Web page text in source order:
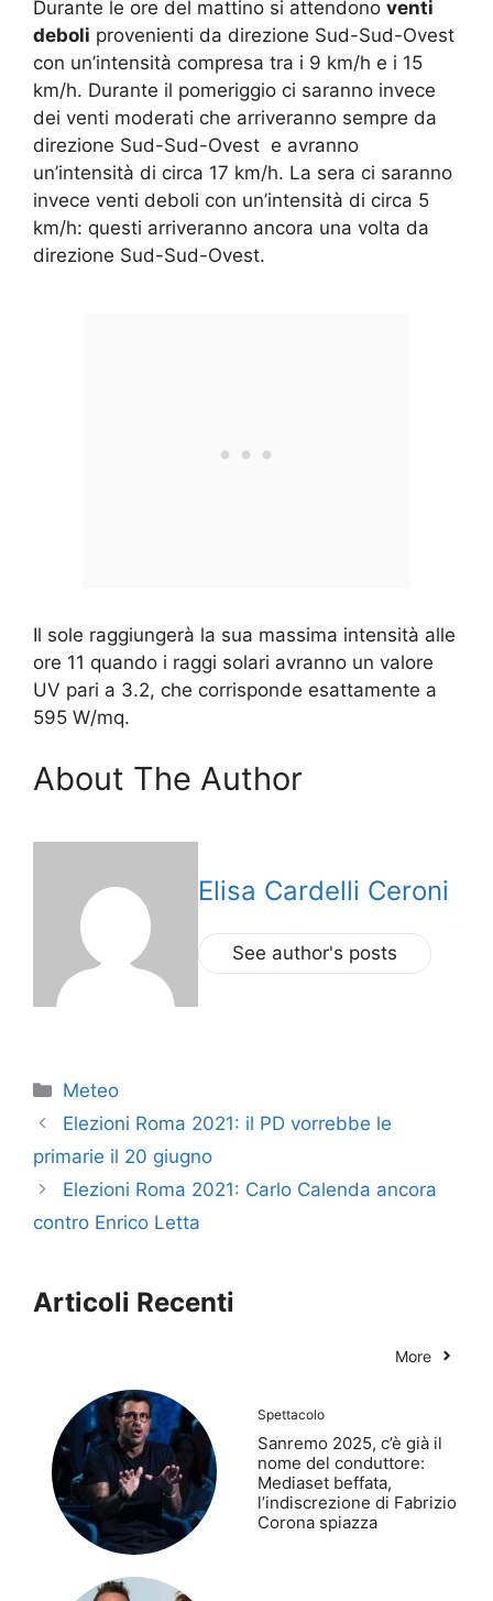
Durante le ore del mattino si attendono venti
deboli provenienti da direzione Sud-Sud-Ovest
con un’intensità compresa tra i 9 km/h e i 15
km/h. Durante il pomeriggio ci saranno invece
dei venti moderati che arriveranno sempre da
direzione Sud-Sud-Ovest e avranno
un’intensità di circa 17 km/h. La sera ci saranno
invece venti deboli con un’intensità di circa 5
km/h: questi arriveranno ancora una volta da
direzione Sud-Sud-Ovest.
Il sole raggiungerà la sua massima intensità alle
ore 11 quando i raggi solari avranno un valore
UV pari a 3.2, che corrisponde esattamente a
595 W/mq.
About The Author
Elisa Cardelli Ceroni
See author's posts
Categorie
Meteo
Elezioni Roma 2021: il PD vorrebbe le
primarie il 20 giugno
Elezioni Roma 2021: Carlo Calenda ancora
contro Enrico Letta
Articoli Recenti
More
Spettacolo
Sanremo 2025, c’è già il
nome del conduttore:
Mediaset beffata,
l’indiscrezione di Fabrizio
Corona spiazza